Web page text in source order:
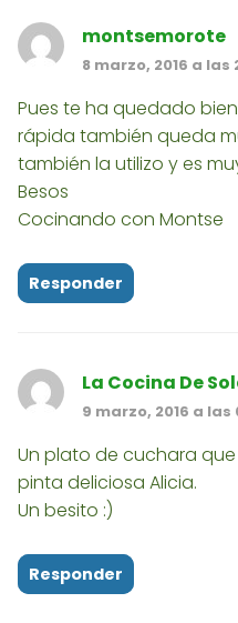
montsemorote
8 marzo, 2016 a las
Pues te ha quedado
rápida también queda
también la utilizo y es
Besos
Cocinando con Montse
Responder
La Cocina De
9 marzo, 2016 a las
Un plato de cuchara
pinta deliciosa Alicia.
Un besito :)
Responder